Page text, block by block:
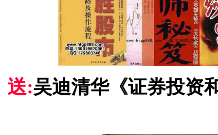
送:吴迪清华《证券投资